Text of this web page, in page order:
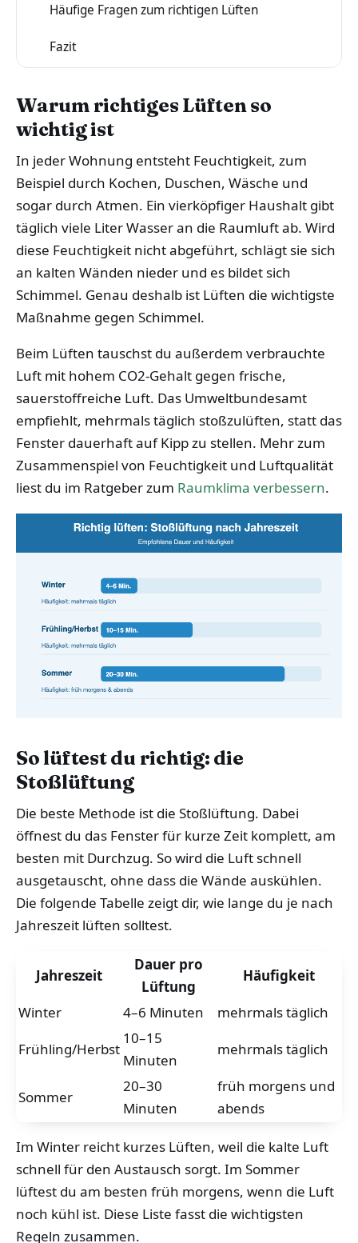
Häufige Fragen zum richtigen Lüften
Fazit
Warum richtiges Lüften so
wichtig ist
In jeder Wohnung entsteht Feuchtigkeit, zum
Beispiel durch Kochen, Duschen, Wäsche und
sogar durch Atmen. Ein vierköpfiger Haushalt gibt
täglich viele Liter Wasser an die Raumluft ab. Wird
diese Feuchtigkeit nicht abgeführt, schlägt sie sich
an kalten Wänden nieder und es bildet sich
Schimmel. Genau deshalb ist Lüften die wichtigste
Maßnahme gegen Schimmel.
Beim Lüften tauschst du außerdem verbrauchte
Luft mit hohem CO2-Gehalt gegen frische,
sauerstoffreiche Luft. Das Umweltbundesamt
empfiehlt, mehrmals täglich stoßzulüften, statt das
Fenster dauerhaft auf Kipp zu stellen. Mehr zum
Zusammenspiel von Feuchtigkeit und Luftqualität
liest du im Ratgeber zum Raumklima verbessern.
So lüftest du richtig: die
Stoßlüftung
Die beste Methode ist die Stoßlüftung. Dabei
öffnest du das Fenster für kurze Zeit komplett, am
besten mit Durchzug. So wird die Luft schnell
ausgetauscht, ohne dass die Wände auskühlen.
Die folgende Tabelle zeigt dir, wie lange du je nach
Jahreszeit lüften solltest.
Jahreszeit
Dauer pro
Lüftung
Häufigkeit
Winter
4–6 Minuten
mehrmals täglich
Frühling/Herbst
10–15
Minuten
mehrmals täglich
Sommer
20–30
Minuten
früh morgens und
abends
Im Winter reicht kurzes Lüften, weil die kalte Luft
schnell für den Austausch sorgt. Im Sommer
lüftest du am besten früh morgens, wenn die Luft
noch kühl ist. Diese Liste fasst die wichtigsten
Regeln zusammen.